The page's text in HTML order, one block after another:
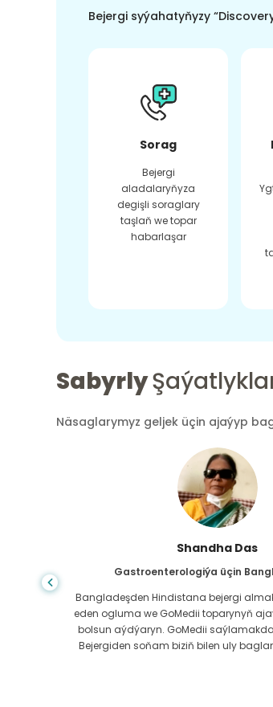
Bejergi syýahatyňyzy
Sorag
Bejergi
aladalaryňyza
degişli soraglary
taşlaň we topar
habarlaşar
Sabyrly
Näsaglarymyz geljek üçin ajaýyp
Shandha Das
Gastroenterologiýa üçin
Bangladeşden Hindistana bejergi
eden ogluma we GoMedii toparynyň
bolsun aýdýaryn. GoMedii
Bejergiden soňam biziň bilen uly